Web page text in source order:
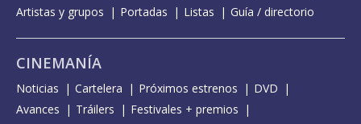
Artistas y grupos
Portadas Listas Guía / directorio
CINEMANÍA
Noticias Cartelera Próximos estrenos
DVD
Avances
Tráilers
Festivales + premios